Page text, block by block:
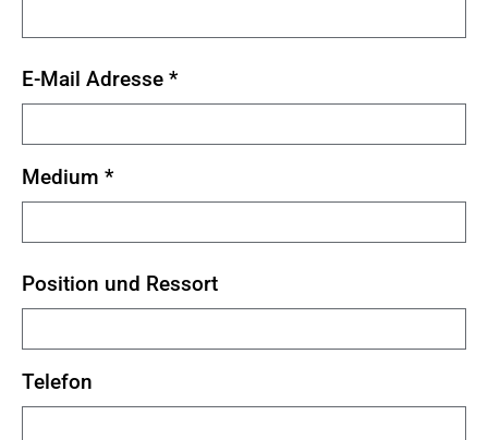
E-Mail Adresse *
Medium *
Position und Ressort
Telefon